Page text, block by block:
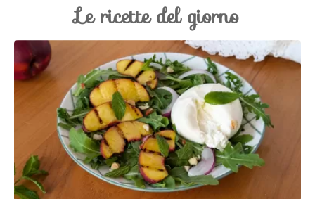
Le ricette del giorno